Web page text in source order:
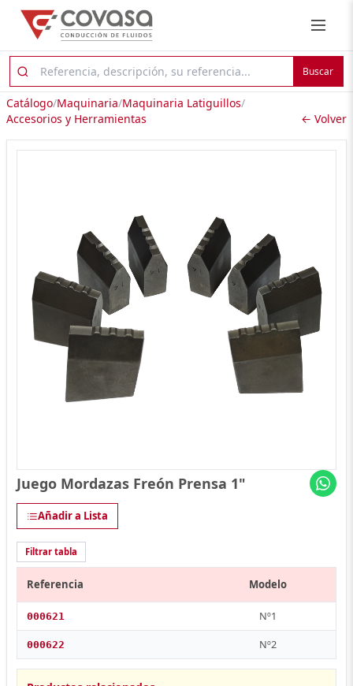
Buscar
Catálogo/Maquinaria/Maquinaria Latiguillos/
Accesorios y Herramientas
← Volver
Juego Mordazas Freón Prensa 1"
Añadir a Lista
Filtrar tabla
Referencia Modelo
000621 Nº1
000622 Nº2